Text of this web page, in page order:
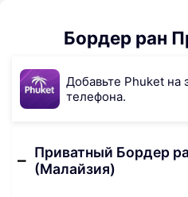
Бордер ран
Добавьте Phuket на
телефона.
Приватный Бордер
(Малайзия)